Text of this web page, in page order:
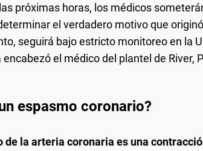
próximas horas, los médicos
el verdadero motivo que
seguirá bajo estricto monitoreo en la
el médico del plantel de River,
espasmo coronario?
de la arteria coronaria es una